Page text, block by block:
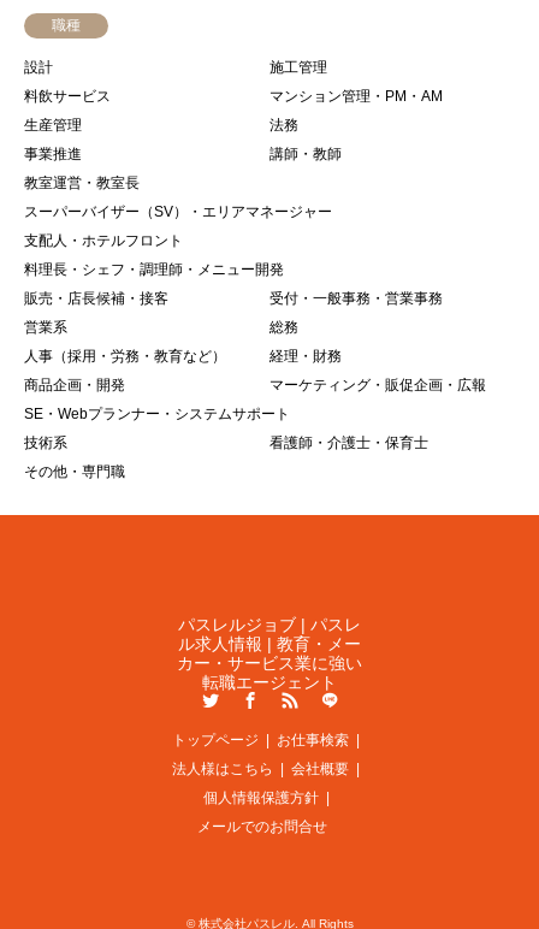
職種
設計
施工管理
料飲サービス
マンション管理・PM・AM
生産管理
法務
事業推進
講師・教師
教室運営・教室長
スーパーバイザー（SV）・エリアマネージャー
支配人・ホテルフロント
料理長・シェフ・調理師・メニュー開発
販売・店長候補・接客
受付・一般事務・営業事務
営業系
総務
人事（採用・労務・教育など）
経理・財務
商品企画・開発
マーケティング・販促企画・広報
SE・Webプランナー・システムサポート
技術系
看護師・介護士・保育士
その他・専門職
パスレルジョブ | パスレ
ル求人情報 | 教育・メー
カー・サービス業に強い
転職エージェント
LINE
トップページ
お仕事検索
法人様はこちら
会社概要
個人情報保護方針
メールでのお問合せ
©株式会社パスレル. All Rights